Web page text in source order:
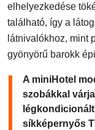
elhelyezkedése
található, így a
látnivalókhoz, mint
gyönyörű barokk
A miniHotel
szobákkal
síkképernyős